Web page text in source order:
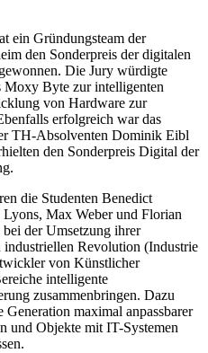
ein Gründungsteam der
den Sonderpreis der digitalen
Die Jury würdigte
Moxy Byte zur intelligenten
von Hardware zur
erfolgreich war das
TH-Absolventen Dominik Eibl
den Sonderpreis Digital der
die Studenten Benedict
Max Weber und Florian
der Umsetzung ihrer
Revolution (Industrie
von Künstlicher
intelligente
zusammenbringen. Dazu
maximal anpassbarer
und Objekte mit IT-Systemen